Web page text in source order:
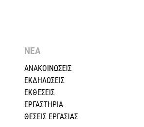
ΝΕΑ
ΑΝΑΚΟΙΝΩΣΕΙΣ
ΕΚΔΗΛΩΣΕΙΣ
ΕΚΘΕΣΕΙΣ
ΕΡΓΑΣΤΗΡΙΑ
ΘΕΣΕΙΣ ΕΡΓΑΣΙΑΣ